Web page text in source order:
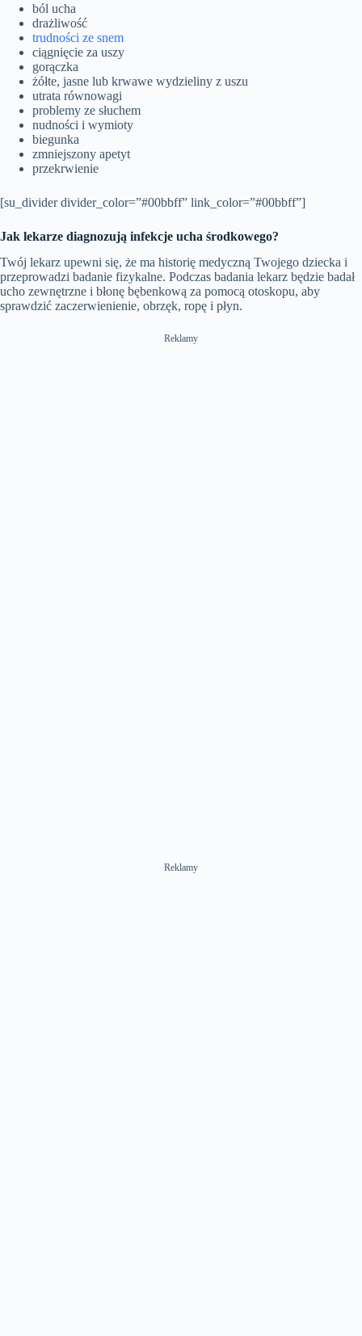
ból ucha
drażliwość
trudności ze snem
ciągnięcie za uszy
gorączka
żółte, jasne lub krwawe wydzieliny z uszu
utrata równowagi
problemy ze słuchem
nudności i wymioty
biegunka
zmniejszony apetyt
przekrwienie
[su_divider divider_color=”#00bbff” link_color=”#00bbff”]
Jak lekarze diagnozują infekcje ucha środkowego?
Twój lekarz upewni się, że ma historię medyczną Twojego dziecka i
przeprowadzi badanie fizykalne. Podczas badania lekarz będzie badał
ucho zewnętrzne i błonę bębenkową za pomocą otoskopu, aby
sprawdzić zaczerwienienie, obrzęk, ropę i płyn.
Reklamy
Reklamy